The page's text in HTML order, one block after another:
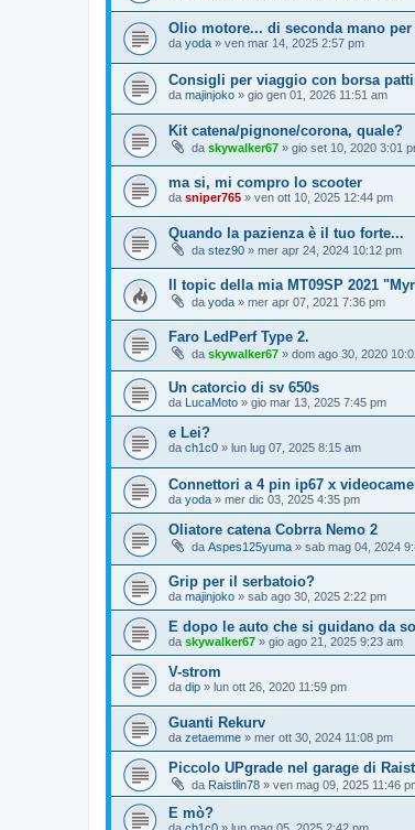
Olio motore... di seconda mano
da yoda » ven mar 14, 2025 2:57 pm
Consigli per viaggio con borsa
da majinjoko » gio gen 01, 2026 11:51 am
Kit catena/pignone/corona, quale?
da skywalker67 » gio set 10, 2020 3:01
ma si, mi compro lo scooter
da sniper765 » ven ott 10, 2025 12:44 pm
Quando la pazienza è il tuo forte...
da stez90 » mer apr 24, 2024 10:12 pm
Il topic della mia MT09SP 2021
da yoda » mer apr 07, 2021 7:36 pm
Faro LedPerf Type 2.
da skywalker67 » dom ago 30, 2020
Un catorcio di sv 650s
da LucaMoto » gio mar 13, 2025 7:45 pm
e Lei?
da ch1c0 » lun lug 07, 2025 8:15 am
Connettori a 4 pin ip67 x
da yoda » mer dic 03, 2025 4:35 pm
Oliatore catena Cobrra Nemo 2
da Aspes125yuma » sab mag 04, 2024
Grip per il serbatoio?
da majinjoko » sab ago 30, 2025 2:22 pm
E dopo le auto che si guidano da
da skywalker67 » gio ago 21, 2025 9:23 am
V-strom
da dip » lun ott 26, 2020 11:59 pm
Guanti Rekurv
da zetaemme » mer ott 30, 2024 11:08 pm
Piccolo UPgrade nel garage di
da Raistlin78 » ven mag 09, 2025 11:46
E mò?